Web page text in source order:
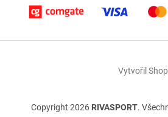
Vytvořil
Copyright 2026 RIVASPORT.